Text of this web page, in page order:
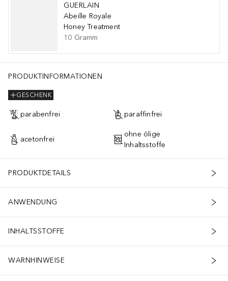
GUERLAIN
Abeille Royale
Honey Treatment
10 Gramm
PRODUKTINFORMATIONEN
GESCHENK
parabenfrei paraffinfrei
acetonfrei
ohne ölige
Inhaltsstoffe
PRODUKTDETAILS
ANWENDUNG
INHALTSSTOFFE
WARNHINWEISE